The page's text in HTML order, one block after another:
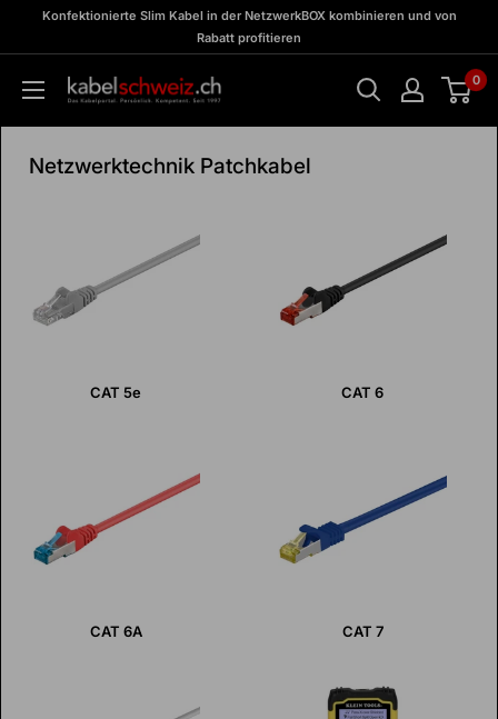
zu
BOX
Konfektionierte Slim Kabel in der NetzwerkBOX kombinieren und von
Rabatt profitieren
kabelschweiz 0
Netzwerktechnik Patchkabel
CAT 5e CAT 6
CAT 6A CAT 7